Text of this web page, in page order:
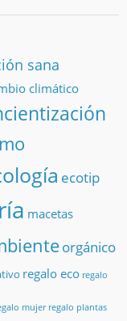
sana
climático
ecotip
macetas
orgánico
regalo eco regalo
mujer regalo plantas